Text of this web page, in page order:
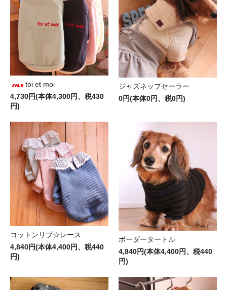
toi et moi
4,730円(本体4,300円、税430
円)
ジャズネップセーラー
0円(本体0円、税0円)
コットンリブ☆レース
4,840円(本体4,400円、税440
円)
ボーダータートル
4,840円(本体4,400円、税440
円)